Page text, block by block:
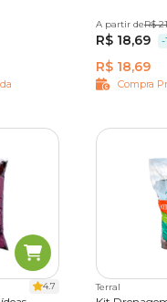
1 kg
A partir deR$
R$ 18,69 -
R$ 18,69
Compra
4.7 Terral